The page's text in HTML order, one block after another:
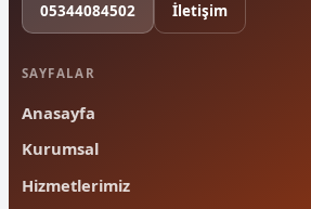
05344084502 İletişim
SAYFALAR
Anasayfa
Kurumsal
Hizmetlerimiz